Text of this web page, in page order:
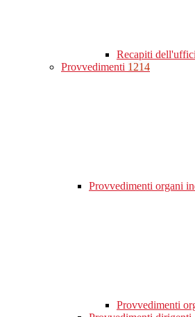
Recapiti
Provvedimenti 1214
Provvedimenti organi
Provvedimenti